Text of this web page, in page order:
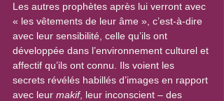
Les autres prophètes après lui verront avec
« les vêtements de leur âme », c’est-à-dire
avec leur sensibilité, celle qu’ils ont
développée dans l’environnement culturel et
affectif qu’ils ont connu. Ils voient les
secrets révélés habillés d’images en rapport
avec leur makif, leur inconscient – des